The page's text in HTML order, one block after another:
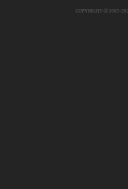
COPYRIGHT ⓒ